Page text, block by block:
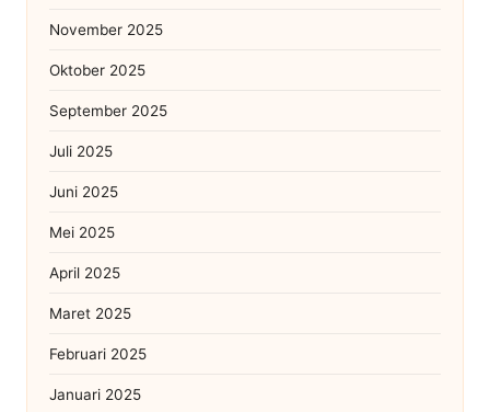
November 2025
Oktober 2025
September 2025
Juli 2025
Juni 2025
Mei 2025
April 2025
Maret 2025
Februari 2025
Januari 2025